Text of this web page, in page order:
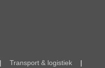
| Transport & logistiek
|